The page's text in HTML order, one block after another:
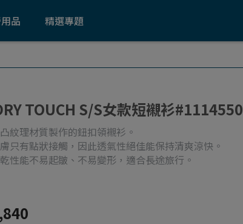
品 精選專題
TOUCH S/S女款短襯衫#1114550
紋理材質製作的鈕扣領襯衫。
只有點狀接觸，因此透氣性絕佳能保持清爽涼快。
性能不易起皺、不易變形，適合長途旅行。